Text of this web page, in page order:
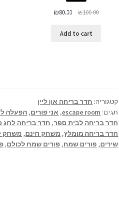
₪100.00
₪80.00
Add to cart
קטגוריה: חדר בריחה און ליין
תגים: escape room
, אני פורים, הפעלה
חדר בריחה לבית ספר, חדר בריחה לחג
חדר בריחה מומלץ, משחק חינם, משחק
שירים, פורים שמח, פורים שמח לכולם,